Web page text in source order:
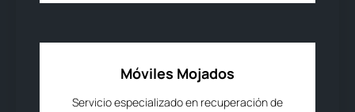
Móviles Mojados
Servicio especializado en recuperación de